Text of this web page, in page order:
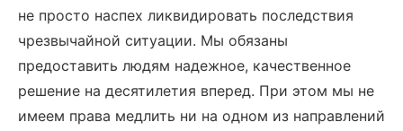
не просто наспех ликвидировать последствия
чрезвычайной ситуации. Мы обязаны
предоставить людям надежное, качественное
решение на десятилетия вперед. При этом мы не
имеем права медлить ни на одном из направлений